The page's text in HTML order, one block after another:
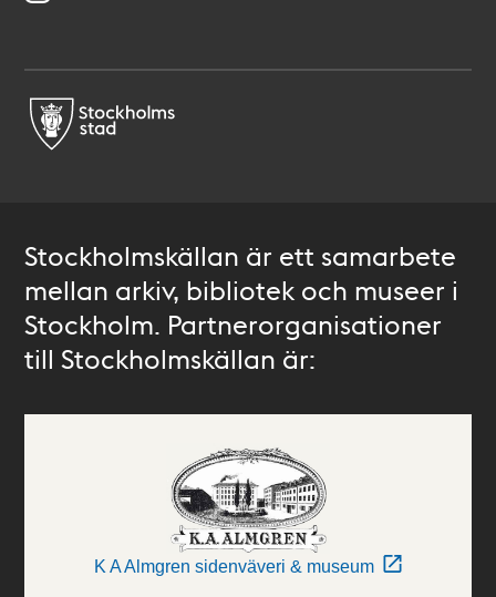
Stockholmskällan är ett samarbete
mellan arkiv, bibliotek och museer i
Stockholm. Partnerorganisationer
till Stockholmskällan är:
K A Almgren sidenväveri & museum